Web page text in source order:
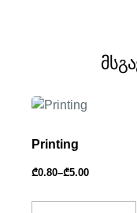
Printing
₾0.80–₾5.00